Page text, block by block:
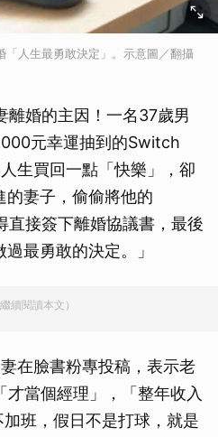
人生最勇敢決定」。示意圖／翻攝
婚的主因！一名37歲男
元幸運抽到的Switch
生買回一點「快樂」，卻
的妻子，偷偷將他的
接簽下離婚協議書，最後
最勇敢的決定。」
續閱讀本文）
在臉書粉專投稿，表示老
當個經理」，「整年收入
班，假日不是打球，就是